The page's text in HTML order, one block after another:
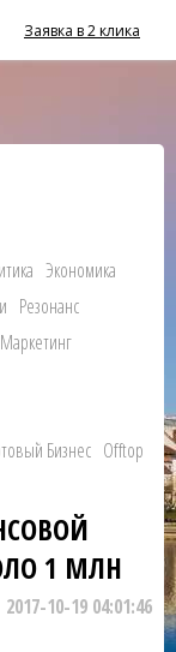
Заявка в 2 клика
Экономика
Резонанс
Маркетинг
Бизнес Offtop
1 МЛН
2017-10-19 04:01:46